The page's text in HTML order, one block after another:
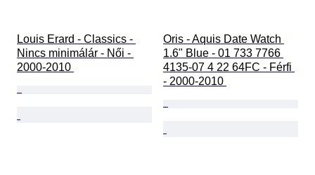
Louis Erard - Classics -
Nincs minimálár - Női -
2000-2010
Oris - Aquis Date Watch
1.6" Blue - 01 733 7766
4135-07 4 22 64FC - Férfi
- 2000-2010